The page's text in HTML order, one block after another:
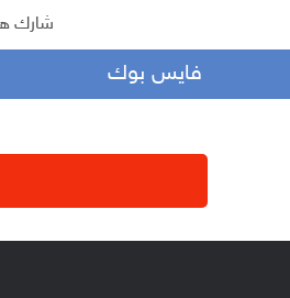
شارك
فايس بوك